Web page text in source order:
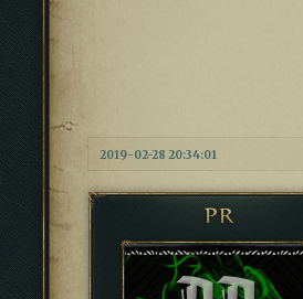
2019-02-28 20:34:01
PR